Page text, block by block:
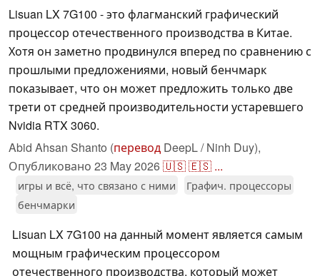
Lisuan LX 7G100 - это флагманский графический
процессор отечественного производства в Китае.
Хотя он заметно продвинулся вперед по сравнению с
прошлыми предложениями, новый бенчмарк
показывает, что он может предложить только две
трети от средней производительности устаревшего
Nvidia RTX 3060.
Abid Ahsan Shanto (перевод DeepL / Ninh Duy),
Опубликовано 23 May 2026🇺🇸🇪🇸 ...
игры и всё, что связано с ними
Графич. процессоры
бенчмарки
Lisuan LX 7G100 на данный момент является самым
мощным графическим процессором
отечественного производства, который может